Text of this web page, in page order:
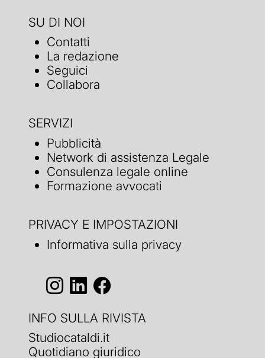
SU DI NOI
Contatti
La redazione
Seguici
Collabora
SERVIZI
Pubblicità
Network di assistenza Legale
Consulenza legale online
Formazione avvocati
PRIVACY E IMPOSTAZIONI
Informativa sulla privacy
INFO SULLA RIVISTA
Studiocataldi.it
Quotidiano giuridico